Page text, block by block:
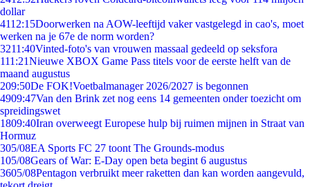
dollar
4112:15Doorwerken na AOW-leeftijd vaker vastgelegd in cao's, moet
werken na je 67e de norm worden?
3211:40Vinted-foto's van vrouwen massaal gedeeld op seksfora
111:21Nieuwe XBOX Game Pass titels voor de eerste helft van de
maand augustus
209:50De FOK!Voetbalmanager 2026/2027 is begonnen
4909:47Van den Brink zet nog eens 14 gemeenten onder toezicht om
spreidingswet
1809:40Iran overweegt Europese hulp bij ruimen mijnen in Straat van
Hormuz
305/08EA Sports FC 27 toont The Grounds-modus
105/08Gears of War: E-Day open beta begint 6 augustus
3605/08Pentagon verbruikt meer raketten dan kan worden aangevuld,